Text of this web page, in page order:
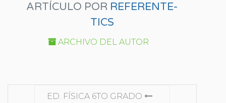
ARTÍCULO POR REFERENTE-
TICS
ARCHIVO DEL AUTOR
SEGUIRED. FÍSICA 6TO GRADO